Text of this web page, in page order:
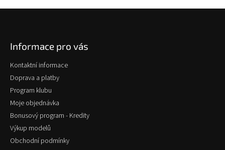
Informace pro vás
Kontaktní informace
Doprava a platby
Program klubu
Moje objednávka
Bonusový program - Kredity
Výkup modelů
Obchodní podmínky